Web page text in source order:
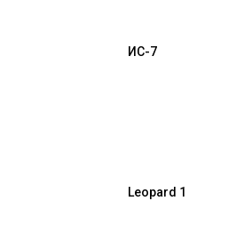
ИС-7
Leopard 1